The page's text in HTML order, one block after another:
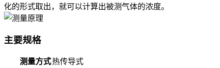
化的形式取出，就可以计算出被测气体的浓度。
主要规格
测量方式热传导式